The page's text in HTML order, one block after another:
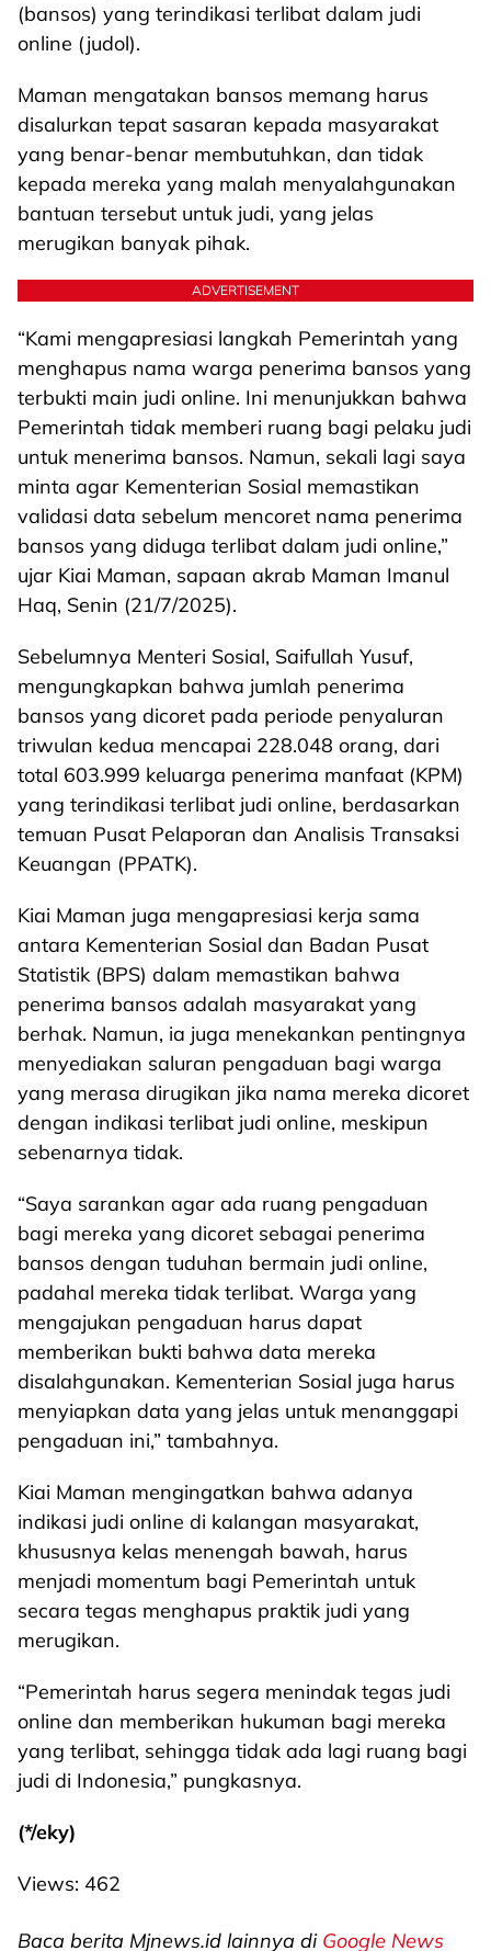
(bansos) yang terindikasi terlibat dalam judi
online (judol).
Maman mengatakan bansos memang harus
disalurkan tepat sasaran kepada masyarakat
yang benar-benar membutuhkan, dan tidak
kepada mereka yang malah menyalahgunakan
bantuan tersebut untuk judi, yang jelas
merugikan banyak pihak.
ADVERTISEMENT
“Kami mengapresiasi langkah Pemerintah yang
menghapus nama warga penerima bansos yang
terbukti main judi online. Ini menunjukkan bahwa
Pemerintah tidak memberi ruang bagi pelaku judi
untuk menerima bansos. Namun, sekali lagi saya
minta agar Kementerian Sosial memastikan
validasi data sebelum mencoret nama penerima
bansos yang diduga terlibat dalam judi online,”
ujar Kiai Maman, sapaan akrab Maman Imanul
Haq, Senin (21/7/2025).
Sebelumnya Menteri Sosial, Saifullah Yusuf,
mengungkapkan bahwa jumlah penerima
bansos yang dicoret pada periode penyaluran
triwulan kedua mencapai 228.048 orang, dari
total 603.999 keluarga penerima manfaat (KPM)
yang terindikasi terlibat judi online, berdasarkan
temuan Pusat Pelaporan dan Analisis Transaksi
Keuangan (PPATK).
Kiai Maman juga mengapresiasi kerja sama
antara Kementerian Sosial dan Badan Pusat
Statistik (BPS) dalam memastikan bahwa
penerima bansos adalah masyarakat yang
berhak. Namun, ia juga menekankan pentingnya
menyediakan saluran pengaduan bagi warga
yang merasa dirugikan jika nama mereka dicoret
dengan indikasi terlibat judi online, meskipun
sebenarnya tidak.
“Saya sarankan agar ada ruang pengaduan
bagi mereka yang dicoret sebagai penerima
bansos dengan tuduhan bermain judi online,
padahal mereka tidak terlibat. Warga yang
mengajukan pengaduan harus dapat
memberikan bukti bahwa data mereka
disalahgunakan. Kementerian Sosial juga harus
menyiapkan data yang jelas untuk menanggapi
pengaduan ini,” tambahnya.
Kiai Maman mengingatkan bahwa adanya
indikasi judi online di kalangan masyarakat,
khususnya kelas menengah bawah, harus
menjadi momentum bagi Pemerintah untuk
secara tegas menghapus praktik judi yang
merugikan.
“Pemerintah harus segera menindak tegas judi
online dan memberikan hukuman bagi mereka
yang terlibat, sehingga tidak ada lagi ruang bagi
judi di Indonesia,” pungkasnya.
(*/eky)
Views: 462
Baca berita Mjnews.id lainnya di Google News